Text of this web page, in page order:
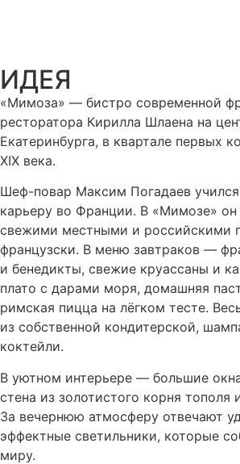
ИДЕЯ
«Мимоза» — бистро современной
ресторатора Кирилла Шлаена на
Екатеринбурга, в квартале первых
XIX века.
Шеф-повар Максим Погадаев
карьеру во Франции. В «Мимозе» он
свежими местными и российскими
французски. В меню завтраков —
и бенедикты, свежие круассаны и
плато с дарами моря, домашняя
римская пицца на лёгком тесте.
из собственной кондитерской,
коктейли.
В уютном интерьере — большие
стена из золотистого корня тополя
За вечернюю атмосферу отвечают
эффектные светильники, которые
миру.